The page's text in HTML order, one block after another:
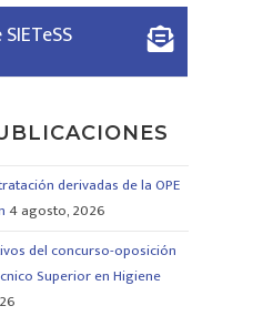
derivadas de la OPE
4 agosto, 2026
del concurso-oposición
Superior en Higiene